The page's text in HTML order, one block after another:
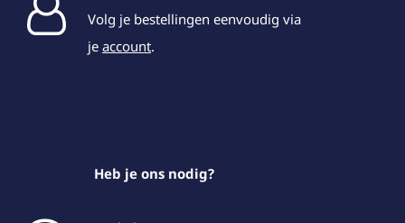
Volg je bestellingen eenvoudig via
je account.
Heb je ons nodig?